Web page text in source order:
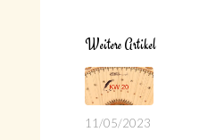
Weitere Artikel
11/05/2023